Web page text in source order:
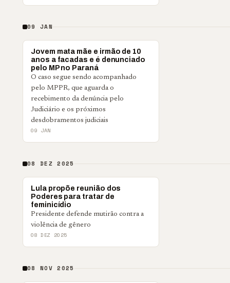
09 JAN
PARANÁ
Jovem mata mãe e irmão de 10
anos a facadas e é denunciado
pelo MP no Paraná
O caso segue sendo acompanhado
pelo MPPR, que aguarda o
recebimento da denúncia pelo
Judiciário e os próximos
desdobramentos judiciais
09 JAN
08 DEZ 2025
POLÍTICA
Lula propõe reunião dos
Poderes para tratar de
feminicídio
Presidente defende mutirão contra a
violência de gênero
08 DEZ 2025
08 NOV 2025